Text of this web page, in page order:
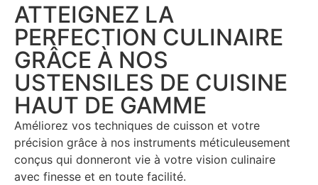
ATTEIGNEZ LA
PERFECTION CULINAIRE
GRÂCE À NOS
USTENSILES DE CUISINE
HAUT DE GAMME
Améliorez vos techniques de cuisson et votre
précision grâce à nos instruments méticuleusement
conçus qui donneront vie à votre vision culinaire
avec finesse et en toute facilité.